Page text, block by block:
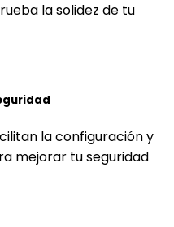
la solidez de tu
la configuración y
mejorar tu seguridad